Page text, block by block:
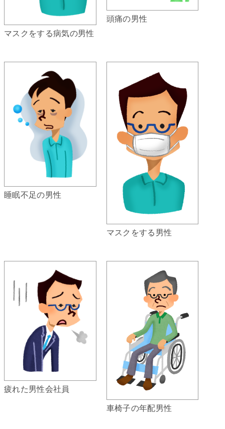
マスクをする病気の男性
頭痛の男性
睡眠不足の男性
マスクをする男性
疲れた男性会社員
車椅子の年配男性